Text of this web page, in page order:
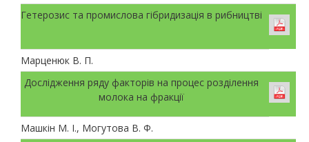
Гетерозис та промислова гібридизація в рибництві
Марценюк В. П.
Дослідження ряду факторів на процес розділення
молока на фракції
Машкін М. І., Могутова В. Ф.